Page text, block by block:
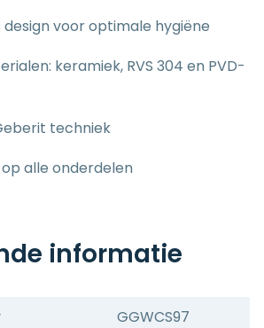
voor optimale hygiëne
keramiek, RVS 304 en PVD-
techniek
alle onderdelen
informatie
GGWCS97